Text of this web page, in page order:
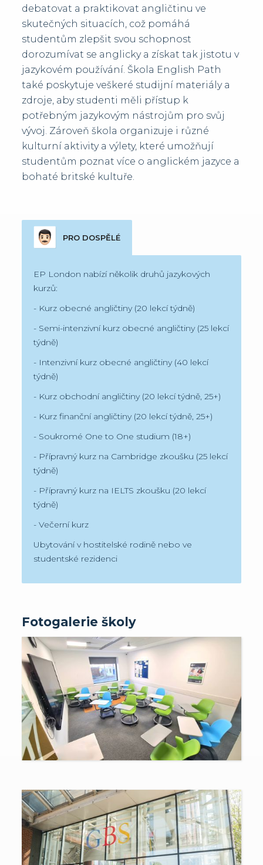
debatovat a praktikovat angličtinu ve
skutečných situacích, což pomáhá
studentům zlepšit svou schopnost
dorozumívat se anglicky a získat tak jistotu v
jazykovém používání. Škola English Path
také poskytuje veškeré studijní materiály a
zdroje, aby studenti měli přístup k
potřebným jazykovým nástrojům pro svůj
vývoj. Zároveň škola organizuje i různé
kulturní aktivity a výlety, které umožňují
studentům poznat více o anglickém jazyce a
bohaté britské kultuře.
PRO DOSPĚLÉ
EP London nabízí několik druhů jazykových
kurzů:
- Kurz obecné angličtiny (20 lekcí týdně)
- Semi-intenzivní kurz obecné angličtiny (25 lekcí
týdně)
- Intenzivní kurz obecné angličtiny (40 lekcí
týdně)
- Kurz obchodní angličtiny (20 lekcí týdně, 25+)
- Kurz finanční angličtiny (20 lekcí týdně, 25+)
- Soukromé One to One studium (18+)
- Přípravný kurz na Cambridge zkoušku (25 lekcí
týdně)
- Přípravný kurz na IELTS zkoušku (20 lekcí
týdně)
- Večerní kurz
Ubytování v hostitelské rodině nebo ve
studentské rezidenci
Fotogalerie školy